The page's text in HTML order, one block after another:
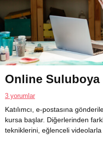
Online Suluboya
3 yorumlar
Katılımcı, e-postasına
kursa başlar. Diğerlerinden
tekniklerini, eğlenceli videolarla